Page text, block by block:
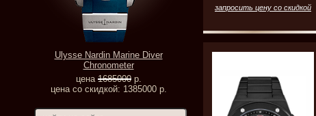
Ulysse Nardin Marine Diver
Chronometer
цена 1685000р.
цена со скидкой: 1385000 р.
запросить цену со скидкой